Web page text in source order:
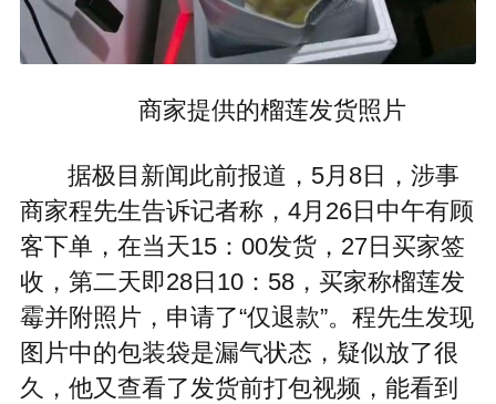
商家提供的榴莲发货照片
据极目新闻此前报道，5月8日，涉事
商家程先生告诉记者称，4月26日中午有顾
客下单，在当天15：00发货，27日买家签
收，第二天即28日10：58，买家称榴莲发
霉并附照片，申请了“仅退款”。程先生发现
图片中的包装袋是漏气状态，疑似放了很
久，他又查看了发货前打包视频，能看到